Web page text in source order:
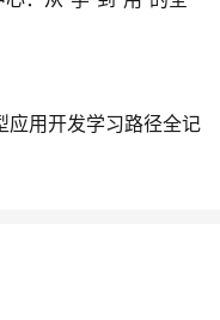
用开发学习路径全记